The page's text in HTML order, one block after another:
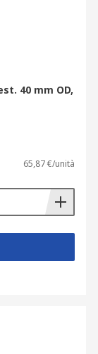
40 mm OD,
65,87 €/unità